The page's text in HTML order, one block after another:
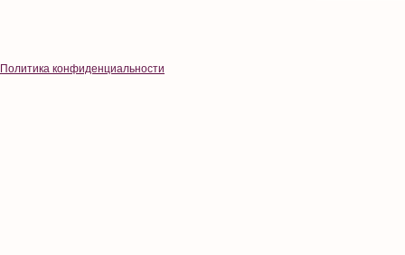
Политика конфиденциальности